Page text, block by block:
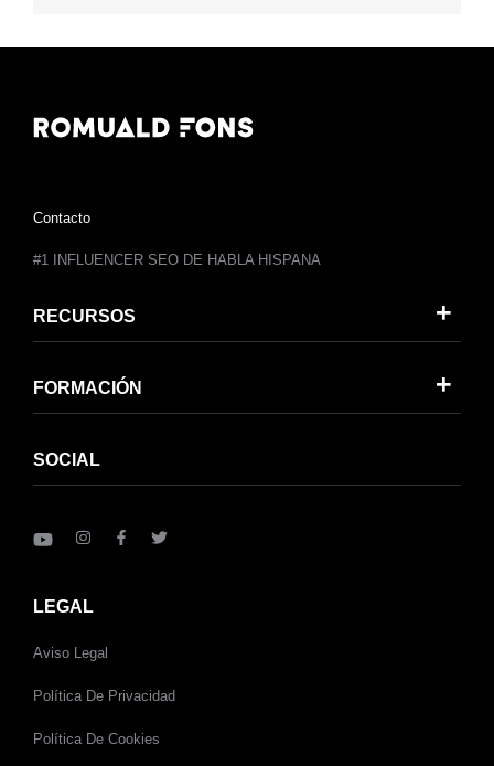
Contacto
#1 INFLUENCER SEO DE HABLA HISPANA
RECURSOS
FORMACIÓN
SOCIAL
LEGAL
Aviso Legal
Política De Privacidad
Política De Cookies